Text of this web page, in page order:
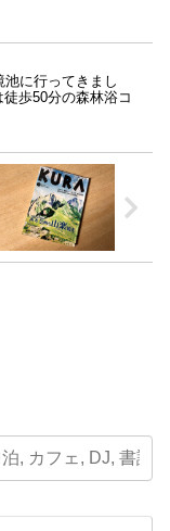
池に行ってきまし
歩50分の森林浴コ